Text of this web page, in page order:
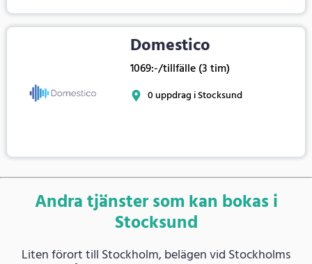
Domestico
1069:-/tillfälle (3 tim)
0 uppdrag i Stocksund
Andra tjänster som kan bokas i
Stocksund
Liten förort till Stockholm, belägen vid Stockholms